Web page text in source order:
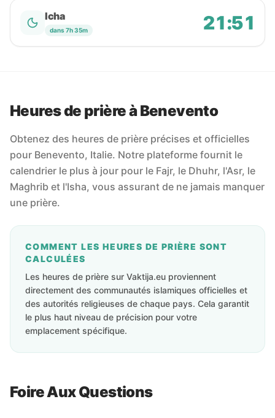
Icha
dans 7h 35m 21:51
Heures de prière à Benevento
Obtenez des heures de prière précises et officielles
pour Benevento, Italie. Notre plateforme fournit le
calendrier le plus à jour pour le Fajr, le Dhuhr, l'Asr, le
Maghrib et l'Isha, vous assurant de ne jamais manquer
une prière.
COMMENT LES HEURES DE PRIÈRE SONT
CALCULÉES
Les heures de prière sur Vaktija.eu proviennent
directement des communautés islamiques officielles et
des autorités religieuses de chaque pays. Cela garantit
le plus haut niveau de précision pour votre
emplacement spécifique.
Foire Aux Questions